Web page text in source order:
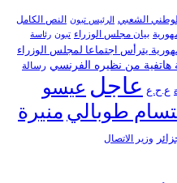
الوطني الشعبي الرئيس تبون النص الكامل
بيان مجلس الوزراء تبون رئاسة
يترأس اجتماعا لمجلس الوزراء
هاتفية من نظيره الفرنسي رسالة
ع.ح.ع عاجل عيسو
طوبالي منيرة
وزير الاتصال